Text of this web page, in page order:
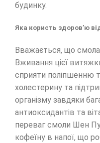
будинку.
Яка користь здоров’ю
Вважається, що
Вживання цієї
сприяти поліпшенню
холестерину та
організму завдяки
антиоксидантів та
переваг смоли Шен
кофеїну в напої, що